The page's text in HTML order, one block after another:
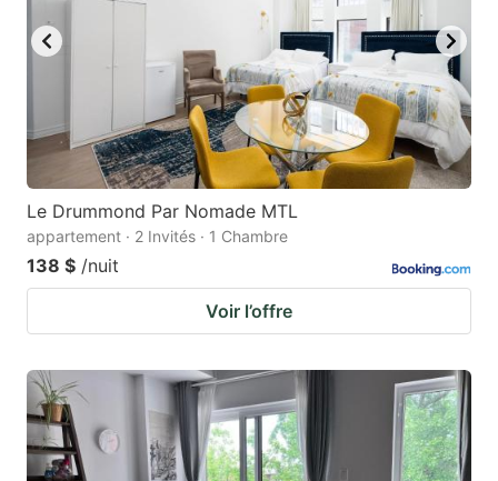
Le Drummond Par Nomade MTL
appartement · 2 Invités · 1 Chambre
138 $ /nuit
Voir l’offre